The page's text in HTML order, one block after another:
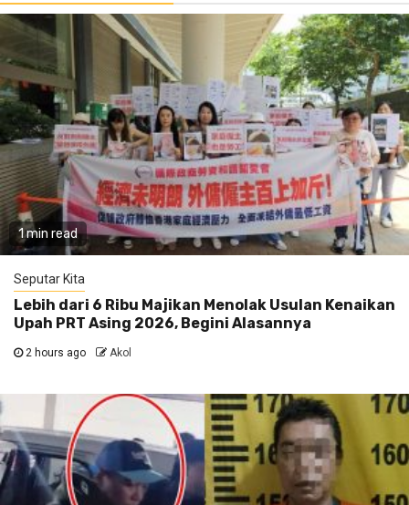
1 min read
Seputar Kita
Lebih dari 6 Ribu Majikan Menolak Usulan Kenaikan
Upah PRT Asing 2026, Begini Alasannya
2 hours ago Akol